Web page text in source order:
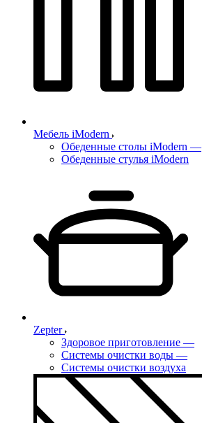
Мебель iModern
Обеденные столы iModern —
Обеденные стулья iModern
Zepter
Здоровое приготовление —
Системы очистки воды —
Системы очистки воздуха